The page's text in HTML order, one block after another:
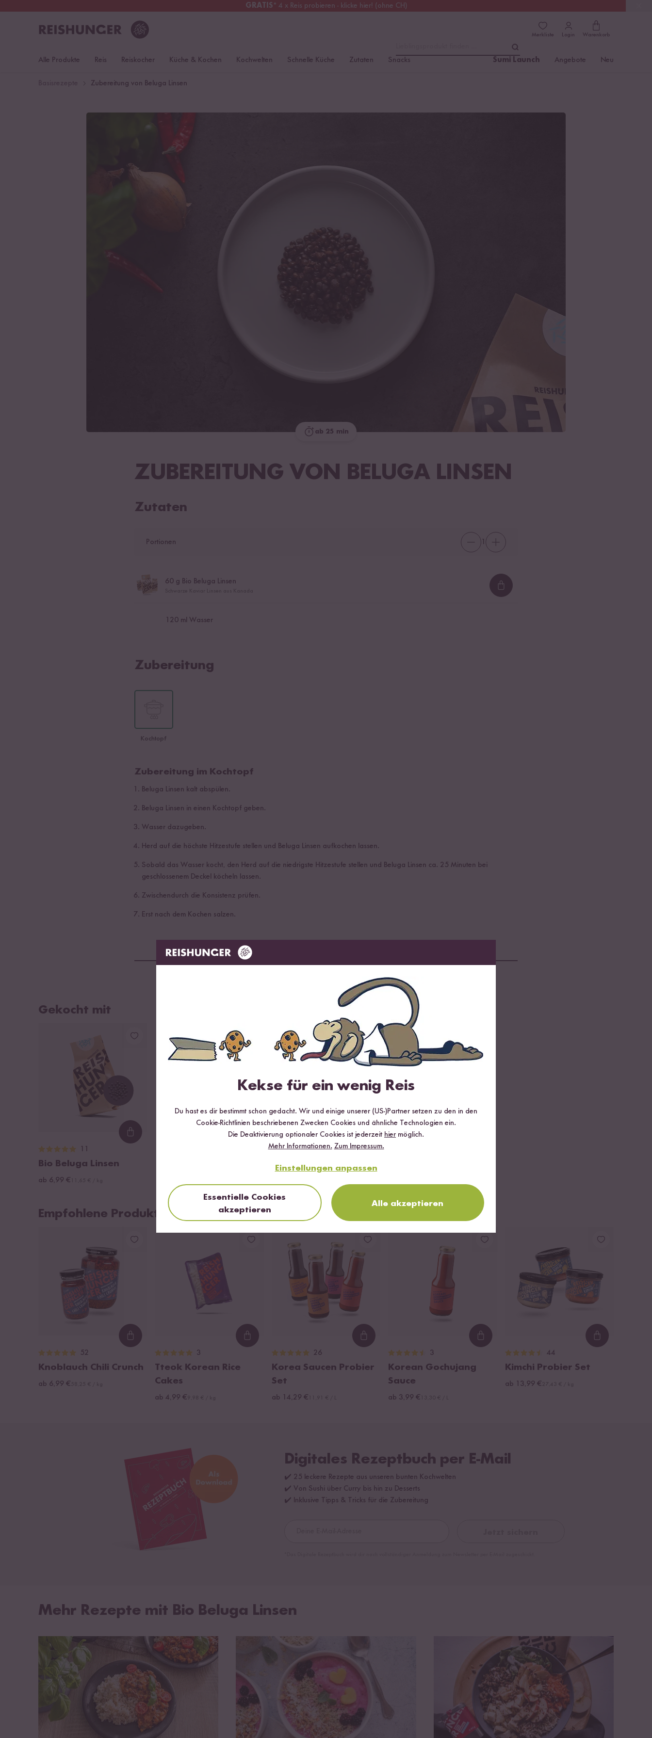
GRATIS* 4 x Reis probieren - klicke hier! (ohne CH)
Kostenloser Versand
Merkliste Login Warenkorb
Alle Produkte Reis Reiskocher Küche & Kochen Kochwelten Schnelle Küche Zutaten Snacks Sumi Launch Angebote Neu
Zubereitung von Beluga Linsen
ab 25 min
ZUBEREITUNG VON BELUGA LINSEN
Zutaten
Portionen 1
60g Bio Beluga Linsen
Loading...
120ml Wasser
Zubereitung
Kochtopf
Zubereitung im Kochtopf
Beluga Linsen kalt abspülen.
Beluga Linsen in einen Kochtopf geben.
Wasser dazugeben.
Herd auf die höchste Hitzestufe stellen und Beluga Linsen aufkochen lassen.
Sobald das Wasser kocht, den Herd auf die niedrigste Hitzestufe stellen und Beluga Linsen ca. 25 Minuten bei
geschlossenem Deckel köcheln lassen.
Zwischendurch die Konsistenz prüfen.
Erst nach dem Kochen salzen.
Gekocht mit
Loading...
Bio Beluga Linsen
ab 6,99 €
Empfohlene Produkte
Loading...
52
Knoblauch Chili Crunch
ab 6,99 €
Loading...
3
Tteok Korean Rice
Cakes
ab 4,99 €
Loading...
26
Korea Saucen Probier
Set
ab 14,29 €
Loading...
3
Korean Gochujang
Sauce
ab 3,99 €
Loading...
44
Kimchi Probier Set
ab 13,99 €
Digitales Rezeptbuch per E-Mail
✔️ 25 leckere Rezepte aus unseren bunten Kochwelten
✔️ Von Sushi über Curry bis hin zu Desserts
✔️ Inklusive Tipps & Tricks für die Zubereitung
Mehr Rezepte mit Bio Beluga Linsen
Kekse für ein wenig Reis
Du hast es dir bestimmt schon gedacht. Wir und einige unserer (US-)Partner setzen zu den in den
Cookie-Richtlinien beschriebenen Zwecken Cookies und ähnliche Technologien ein.
Die Deaktivierung optionaler Cookies ist jederzeit hier möglich.
Mehr Informationen. Zum Impressum.
Einstellungen anpassen
Essentielle Cookies
akzeptieren
Alle akzeptieren